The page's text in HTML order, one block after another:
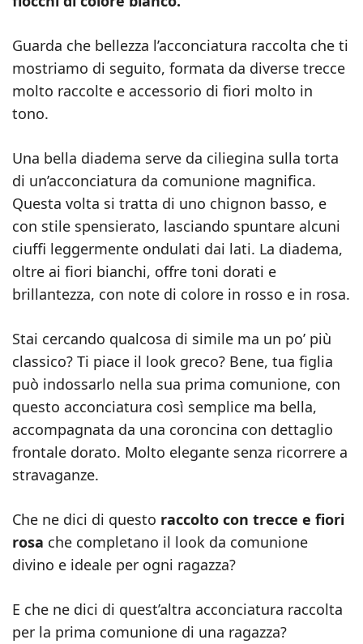
Guarda che bellezza l’acconciatura raccolta che ti
mostriamo di seguito, formata da diverse trecce
molto raccolte e accessorio di fiori molto in
tono.
Una bella diadema serve da ciliegina sulla torta
di un’acconciatura da comunione magnifica.
Questa volta si tratta di uno chignon basso, e
con stile spensierato, lasciando spuntare alcuni
ciuffi leggermente ondulati dai lati. La diadema,
oltre ai fiori bianchi, offre toni dorati e
brillantezza, con note di colore in rosso e in rosa.
Stai cercando qualcosa di simile ma un po’ più
classico? Ti piace il look greco? Bene, tua figlia
può indossarlo nella sua prima comunione, con
questo acconciatura così semplice ma bella,
accompagnata da una coroncina con dettaglio
frontale dorato. Molto elegante senza ricorrere a
stravaganze.
Che ne dici di questo raccolto con trecce e fiori
rosa che completano il look da comunione
divino e ideale per ogni ragazza?
E che ne dici di quest’altra acconciatura raccolta
per la prima comunione di una ragazza?